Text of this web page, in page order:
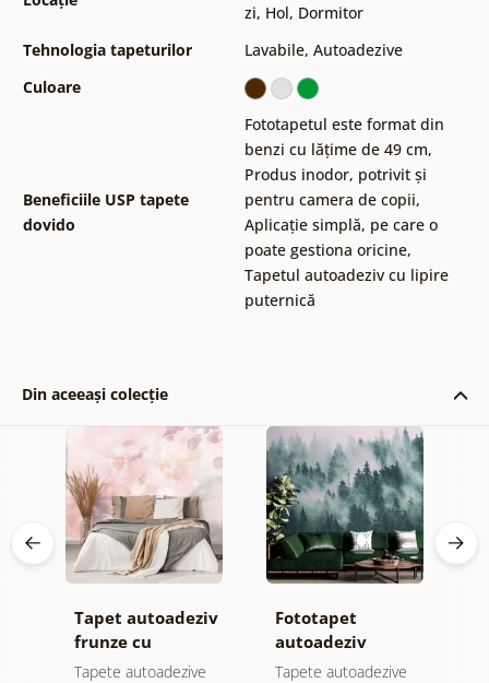
zi, Hol, Dormitor
Tehnologia tapeturilor
Lavabile, Autoadezive
Culoare
Beneficiile USP tapete
dovido
Fototapetul este format din
benzi cu lățime de 49 cm,
Produs inodor, potrivit și
pentru camera de copii,
Aplicație simplă, pe care o
poate gestiona oricine,
Tapetul autoadeziv cu lipire
puternică
Din aceeași colecție
Tapet autoadeziv
frunze cu
atingere
Tapete autoadezive
Fototapet
autoadeziv
pădure în ceață
Tapete autoadezive